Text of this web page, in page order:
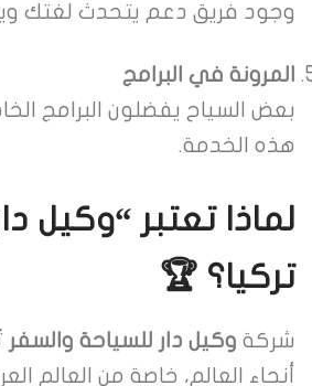
وجود فريق دعم يتحدث لغتك
المرونة في البرامج
بعض السياح يفضلون البرامج
هذه الخدمة.
لماذا تعتبر
تركيا؟ 🏆
شركة وكيل دار للسياحة والسفر
أنحاء العالم، خاصة من العالم